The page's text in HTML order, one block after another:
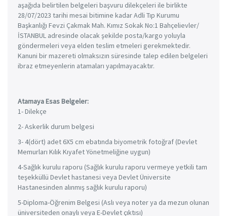
aşağıda belirtilen belgeleri başvuru dilekçeleri ile birlikte
28/07/2023 tarihi mesai bitimine kadar Adli Tıp Kurumu
Başkanlığı Fevzi Çakmak Mah. Kımız Sokak No:1 Bahçelievler/
İSTANBUL adresinde olacak şekilde posta/kargo yoluyla
göndermeleri veya elden teslim etmeleri gerekmektedir.
Kanuni bir mazereti olmaksızın süresinde talep edilen belgeleri
ibraz etmeyenlerin atamaları yapılmayacaktır.
Atamaya Esas Belgeler:
1- Dilekçe
2- Askerlik durum belgesi
3- 4(dört) adet 6X5 cm ebatında biyometrik fotoğraf (Devlet
Memurları Kılık Kıyafet Yönetmeliğine uygun)
4-Sağlık kurulu raporu (Sağlık kurulu raporu vermeye yetkili tam
teşekküllü Devlet hastanesi veya Devlet Üniversite
Hastanesinden alınmış sağlık kurulu raporu)
5-Diploma-Öğrenim Belgesi (Aslı veya noter ya da mezun olunan
üniversiteden onaylı veya E-Devlet çıktısı)